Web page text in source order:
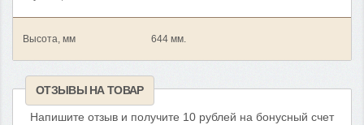
Высота, мм 644 мм.
ОТЗЫВЫ НА ТОВАР
Напишите отзыв и получите 10 рублей на бонусный счет